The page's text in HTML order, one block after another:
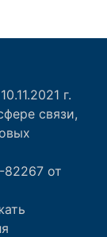
г.
связи,
от